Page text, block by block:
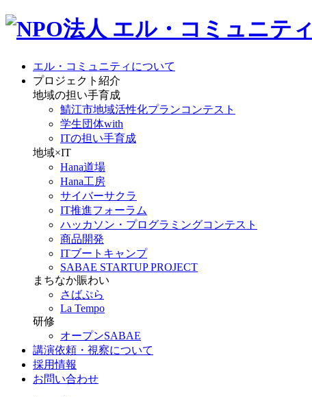
エル・コミュニティについて
プロジェクト紹介
地域の担い手育成
鯖江市地域活性化プランコンテスト
学生団体with
ITの担い手育成
地域×IT
Hana道場
Hana工房
サイバーサクラ
IT推進フォーラム
ハッカソン・プログラミングコンテスト
商品開発
ITブートキャンプ
SABAE STARTUP PROJECT
まちなか賑わい
さばぷら
La Tempo
研修
オープンSABAE
講演依頼・視察について
採用情報
お問い合わせ